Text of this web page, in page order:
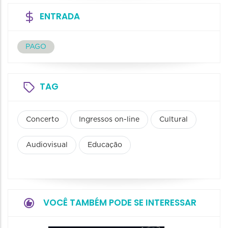
ENTRADA
PAGO
TAG
Concerto Ingressos on-line Cultural
Audiovisual Educação
VOCÊ TAMBÉM PODE SE INTERESSAR